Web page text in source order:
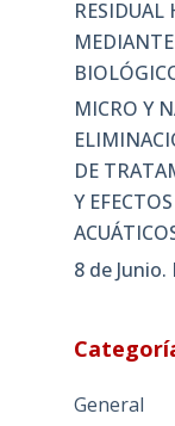
RESIDUAL
MICRO Y
DE
Y
8 de
General